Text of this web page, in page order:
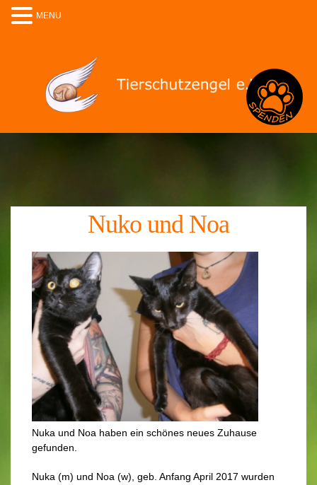
Nuko und Noa
Nuka und Noa haben ein schönes neues Zuhause
gefunden.
Nuka (m) und Noa (w), geb. Anfang April 2017 wurden
MENU